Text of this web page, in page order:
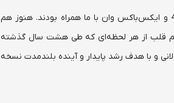
اعلام این خبر برای ما آسان نیست، به‌خصوص برای پلیرهای وفاداری که سال‌ها روی پلی‌استیشن 4 و ایکس‌باکس وان با ما همراه بودند. هنوز هم
قلب از هر لحظه‌ای که طی هشت سال گذشته
و با هدف رشد پایدار و آینده‌ بلندمدت نسخه